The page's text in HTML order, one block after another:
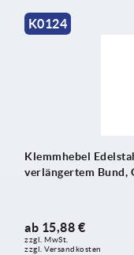
K0124
Klemmhebel
verlängertem Bund,
ab 15,88 €
zzgl. MwSt.
zzgl. Versandkosten